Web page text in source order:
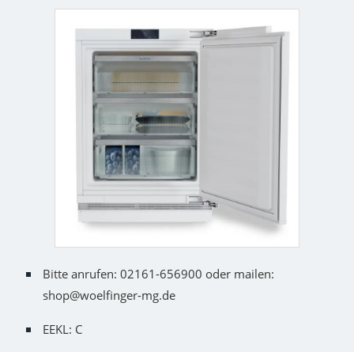
Bitte anrufen: 02161-656900 oder mailen:
shop@woelfinger-mg.de
EEKL: C